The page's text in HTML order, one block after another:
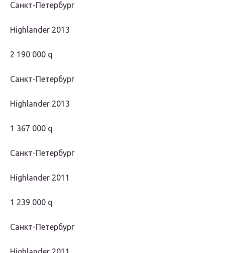
Санкт-Петербург
Highlander 2013
2 190 000 q
Санкт-Петербург
Highlander 2013
1 367 000 q
Санкт-Петербург
Highlander 2011
1 239 000 q
Санкт-Петербург